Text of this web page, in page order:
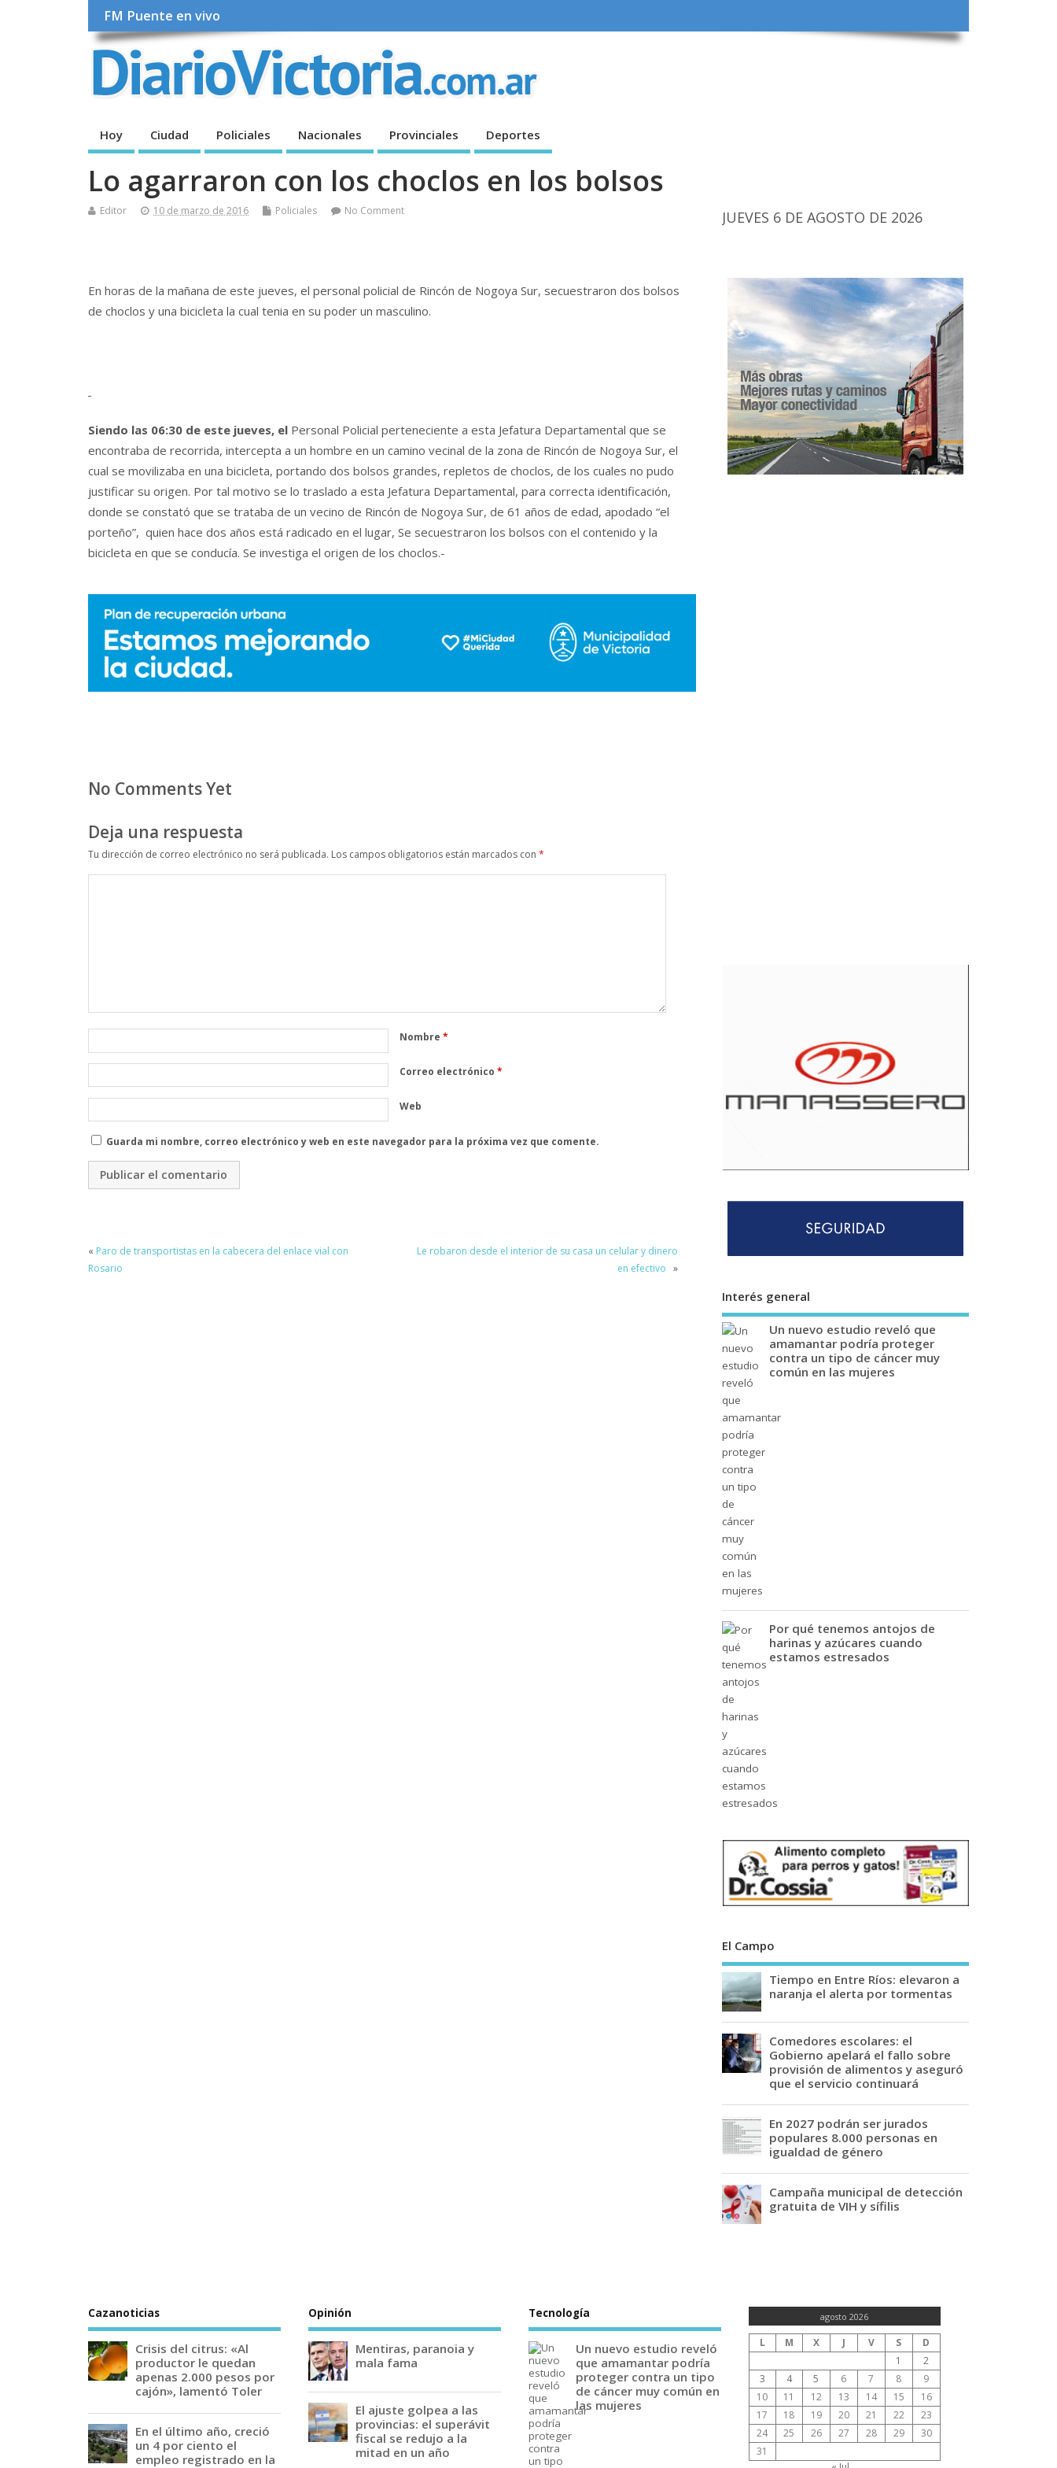
FM Puente en vivo
Hoy Ciudad Policiales Nacionales Provinciales Deportes
Lo agarraron con los choclos en los bolsos
Editor 10 de marzo de 2016 Policiales No Comment
En horas de la mañana de este jueves, el personal policial de Rincón de Nogoya Sur, secuestraron dos bolsos
de choclos y una bicicleta la cual tenia en su poder un masculino.
Siendo las 06:30 de este jueves, el Personal Policial perteneciente a esta Jefatura Departamental que se
encontraba de recorrida, intercepta a un hombre en un camino vecinal de la zona de Rincón de Nogoya Sur, el
cual se movilizaba en una bicicleta, portando dos bolsos grandes, repletos de choclos, de los cuales no pudo
justificar su origen. Por tal motivo se lo traslado a esta Jefatura Departamental, para correcta identificación,
donde se constató que se trataba de un vecino de Rincón de Nogoya Sur, de 61 años de edad, apodado “el
porteño”, quien hace dos años está radicado en el lugar, Se secuestraron los bolsos con el contenido y la
bicicleta en que se conducía. Se investiga el origen de los choclos.-
No Comments Yet
Deja una respuesta
Tu dirección de correo electrónico no será publicada. Los campos obligatorios están marcados con *
Nombre *
Correo electrónico *
Web
Guarda mi nombre, correo electrónico y web en este navegador para la próxima vez que comente.
« Paro de transportistas en la cabecera del enlace vial con
Rosario
Le robaron desde el interior de su casa un celular y dinero
en efectivo »
JUEVES 6 DE AGOSTO DE 2026
Interés general
Un nuevo estudio reveló que
amamantar podría proteger
contra un tipo de cáncer muy
común en las mujeres
Por qué tenemos antojos de
harinas y azúcares cuando
estamos estresados
El Campo
Tiempo en Entre Ríos: elevaron a
naranja el alerta por tormentas
Comedores escolares: el
Gobierno apelará el fallo sobre
provisión de alimentos y aseguró
que el servicio continuará
En 2027 podrán ser jurados
populares 8.000 personas en
igualdad de género
Campaña municipal de detección
gratuita de VIH y sífilis
Cazanoticias
Crisis del citrus: «Al
productor le quedan
apenas 2.000 pesos por
cajón», lamentó Toler
En el último año, creció
un 4 por ciento el
empleo registrado en la
Opinión
Mentiras, paranoia y
mala fama
El ajuste golpea a las
provincias: el superávit
fiscal se redujo a la
mitad en un año
Tecnología
Un nuevo estudio reveló
que amamantar podría
proteger contra un tipo
de cáncer muy común en
las mujeres
agosto 2026
L M X J V S
D
1
2
3
4 5 6 7 8
9
10
11 12 13 14 15
16
17
18 19 20 21 22
23
24
25 26 27 28 29
30
31